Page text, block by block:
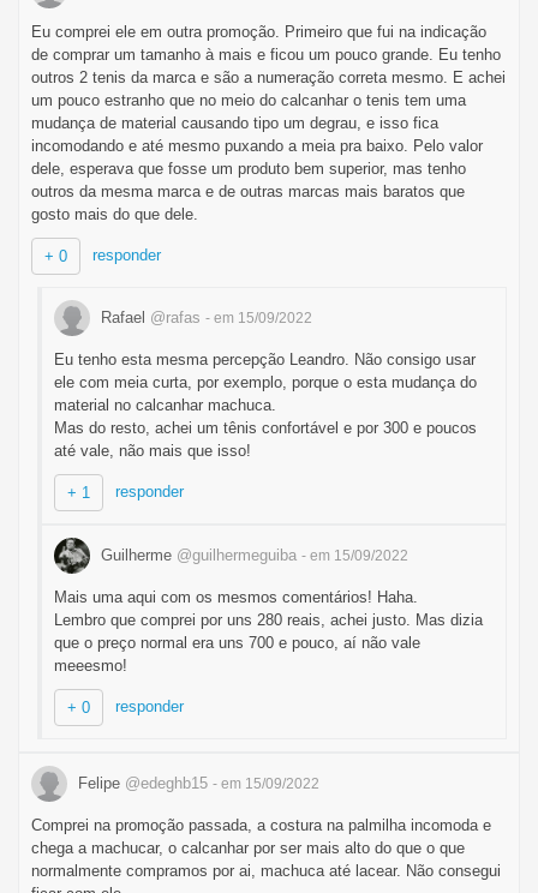
Eu comprei ele em outra promoção. Primeiro que fui na indicação
de comprar um tamanho à mais e ficou um pouco grande. Eu tenho
outros 2 tenis da marca e são a numeração correta mesmo. E achei
um pouco estranho que no meio do calcanhar o tenis tem uma
mudança de material causando tipo um degrau, e isso fica
incomodando e até mesmo puxando a meia pra baixo. Pelo valor
dele, esperava que fosse um produto bem superior, mas tenho
outros da mesma marca e de outras marcas mais baratos que
gosto mais do que dele.
+ 0 responder
Rafael @rafas - em 15/09/2022
Eu tenho esta mesma percepção Leandro. Não consigo usar
ele com meia curta, por exemplo, porque o esta mudança do
material no calcanhar machuca.
Mas do resto, achei um tênis confortável e por 300 e poucos
até vale, não mais que isso!
+ 1 responder
Guilherme @guilhermeguiba - em 15/09/2022
Mais uma aqui com os mesmos comentários! Haha.
Lembro que comprei por uns 280 reais, achei justo. Mas dizia
que o preço normal era uns 700 e pouco, aí não vale
meeesmo!
+ 0 responder
Felipe @edeghb15 - em 15/09/2022
Comprei na promoção passada, a costura na palmilha incomoda e
chega a machucar, o calcanhar por ser mais alto do que o que
normalmente compramos por ai, machuca até lacear. Não consegui